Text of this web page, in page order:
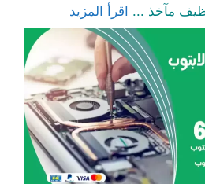
مآخذ ... اقرأ المزيد